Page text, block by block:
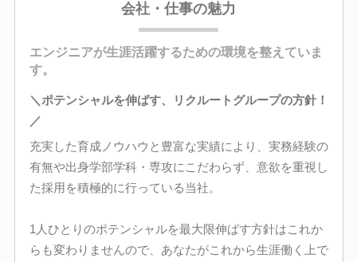
会社・仕事の魅力
エンジニアが生涯活躍するための環境を整えていま
す。
＼ポテンシャルを伸ばす、リクルートグループの方針！
／
充実した育成ノウハウと豊富な実績により、実務経験の
有無や出身学部学科・専攻にこだわらず、意欲を重視し
た採用を積極的に行っている当社。
1人ひとりのポテンシャルを最大限伸ばす方針はこれか
らも変わりませんので、あなたがこれから生涯働く上で